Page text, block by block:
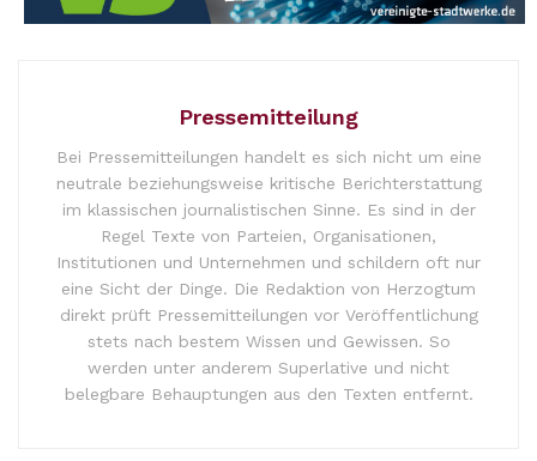
Pressemitteilung
Bei Pressemitteilungen handelt es sich nicht um eine
neutrale beziehungsweise kritische Berichterstattung
im klassischen journalistischen Sinne. Es sind in der
Regel Texte von Parteien, Organisationen,
Institutionen und Unternehmen und schildern oft nur
eine Sicht der Dinge. Die Redaktion von Herzogtum
direkt prüft Pressemitteilungen vor Veröffentlichung
stets nach bestem Wissen und Gewissen. So
werden unter anderem Superlative und nicht
belegbare Behauptungen aus den Texten entfernt.